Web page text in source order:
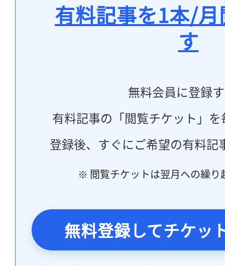
有料記事を1本/
す
無料会員に登録
有料記事の「閲覧チケット」
登録後、すぐにご希望の有料記
※ 閲覧チケットは翌月への繰り
無料登録してチケッ